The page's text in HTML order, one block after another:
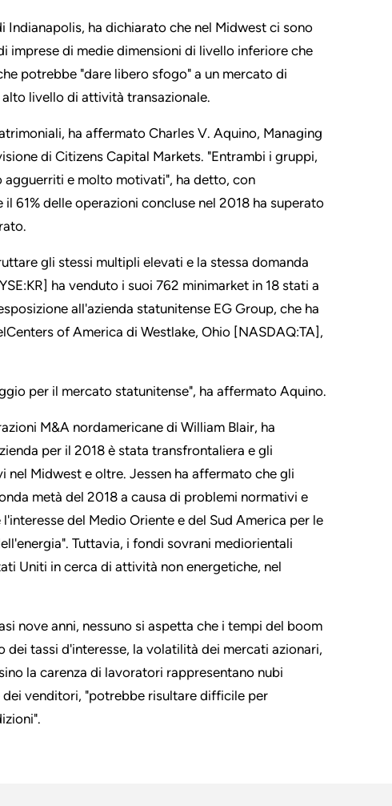
ha dichiarato che nel Midwest ci sono
imprese di medie dimensioni di livello inferiore che
potrebbe "dare libero sfogo" a un mercato di
livello di attività transazionale.
ha affermato Charles V. Aquino, Managing
di Citizens Capital Markets. "Entrambi i gruppi,
e molto motivati", ha detto, con
61% delle operazioni concluse nel 2018 ha superato
gli stessi multipli elevati e la stessa domanda
ha venduto i suoi 762 minimarket in 18 stati a
all'azienda statunitense EG Group, che ha
of America di Westlake, Ohio [NASDAQ:TA],
per il mercato statunitense", ha affermato Aquino.
M&A nordamericane di William Blair, ha
per il 2018 è stata transfrontaliera e gli
Midwest e oltre. Jessen ha affermato che gli
metà del 2018 a causa di problemi normativi e
del Medio Oriente e del Sud America per le
Tuttavia, i fondi sovrani mediorientali
Uniti in cerca di attività non energetiche, nel
nove anni, nessuno si aspetta che i tempi del boom
tassi d'interesse, la volatilità dei mercati azionari,
la carenza di lavoratori rappresentano nubi
venditori, "potrebbe risultare difficile per